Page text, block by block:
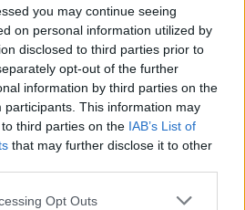
you may continue seeing
on personal information utilized by
disclosed to third parties prior to
opt-out of the further
information by third parties on the
participants. This information may
third parties on the IAB’s List of
that may further disclose it to other
app uses one or more Google
Opt Outs